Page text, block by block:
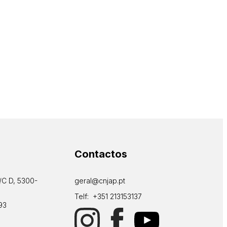
D, 5300-
Contactos
geral@cnjap.pt
Telf: +351 213153137